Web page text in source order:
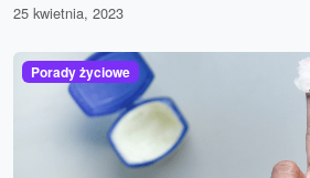
25 kwietnia, 2023
Porady życiowe